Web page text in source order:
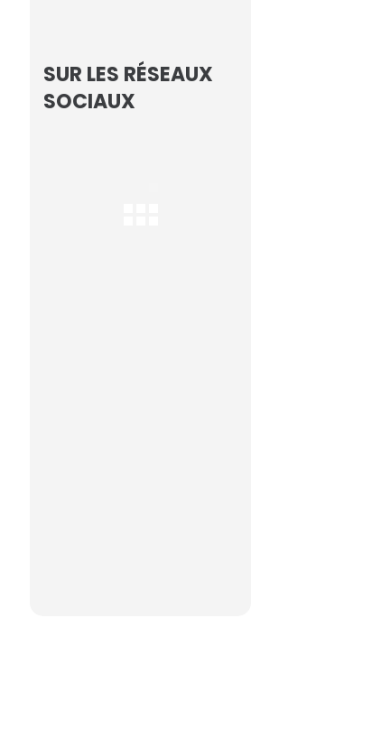
SUR LES RÉSEAUX
SOCIAUX